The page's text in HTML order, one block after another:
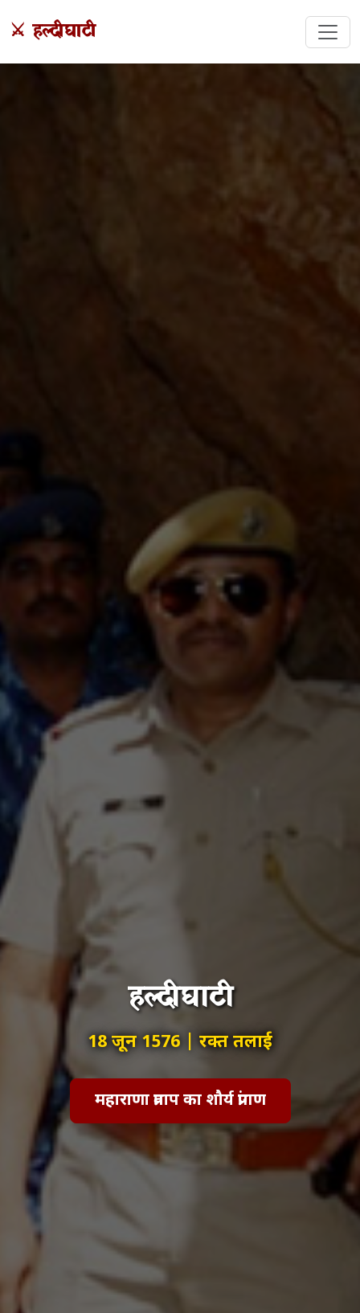
⚔️ हल्दीघाटी
हल्दीघाटी
18 जून 1576 | रक्त तलाई
महाराणा प्रताप का शौर्य प्रांगण